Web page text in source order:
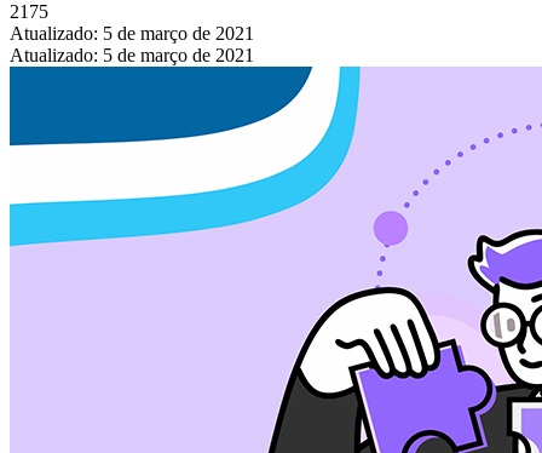
2175
Atualizado: 5 de março de 2021
Atualizado: 5 de março de 2021